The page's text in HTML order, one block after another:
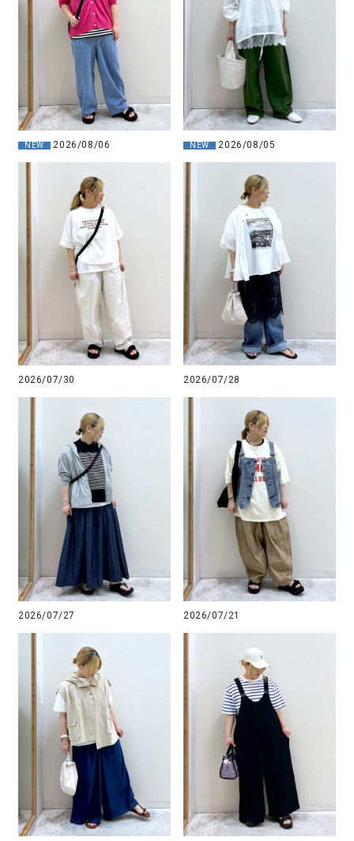
NEW 2026/08/06 NEW 2026/08/05
2026/07/30 2026/07/28
2026/07/27 2026/07/21